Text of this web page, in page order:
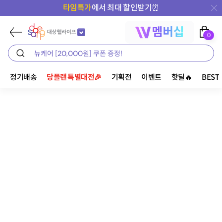
타임특가에서 최대 할인받기⏰
0
정기배송 당플랜 특별대전🎉 기획전 이벤트 핫딜🔥 BEST